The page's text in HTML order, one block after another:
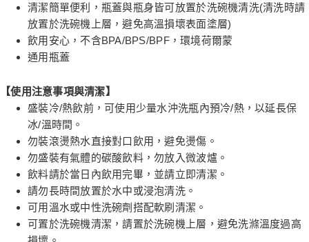
後付繳納相關費用。
※ 交易是否成功請以「AFTEE先享後付 」之結帳頁面顯示為準，若有關於
是否繳費成功／繳費後需取消欲退款等相關疑問，請聯繫「AFTEE先享後付
客戶支援中心」https://netprotections.freshdesk.com/support/home
易，需依本服務之必要範圍內提供個人資料，並將交易相關給付款項請求債
權轉讓予恩沛科技股份有限公司。
２．關於個人資料處理事宜，請瀏覽以下網址：
https://aftee.tw/terms/#terms3
３．未成年的使用者請事先徵得法定代理人或監護人之同意方可使用
「AFTEE先享後付」，若未經同意申辦者引起之損失，本公司不負相關責
任。
４．使用「AFTEE先享後付」時，將依據個別帳號之用戶狀況，依本公司即
時審查核予不同之上限額度；若仍有額度不足之情形，本公司將視審查結果
請求用戶進行身份認證。
５．嚴禁一人註冊多個帳號或使用他人資訊註冊。若發現惡意使用之情形，
恩沛科技股份有限公司將有權停止該用戶之使用額度並採取法律行動。
付款後7-11取貨
每筆NT$60，滿NT$590(含以上)免運費
宅配
離島宅配
每筆NT$150，滿NT$890(含以上)免運費
清潔簡單便利，瓶蓋與瓶身皆可放置於洗碗機清洗(清洗時請
放置於洗碗機上層，避免高溫損壞表面塗層)
飲用安心，不含BPA/BPS/BPF，環境荷爾蒙
通用瓶蓋
【使用注意事項與清潔】
盛裝冷/熱飲前，可使用少量水沖洗瓶內預冷/熱，以延長保
冰/溫時間。
勿裝滾燙熱水直接對口飲用，避免燙傷。
勿盛裝有氣體的碳酸飲料，勿放入微波爐。
飲料請於當日內飲用完畢，並請立即清潔。
請勿長時間放置於水中或浸泡清洗。
可用溫水或中性洗碗劑搭配軟刷清潔。
可置於洗碗機清潔，請置於洗碗機上層，避免洗滌溫度過高